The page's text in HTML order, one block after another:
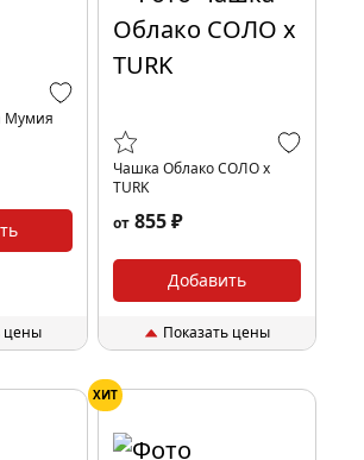
Мумия
цены
Чашка Облако СОЛО x
TURK
от 855 ₽
Добавить
Показать цены
ХИТ